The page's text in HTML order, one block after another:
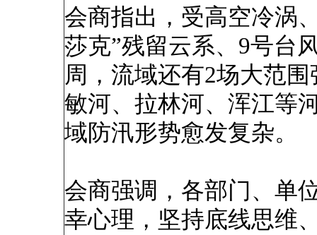
会商指出，受高空冷涡
莎克”残留云系、9号台
周，流域还有2场大范
敏河、拉林河、浑江等
域防汛形势愈发复杂。
会商强调，各部门、单
幸心理，坚持底线思维